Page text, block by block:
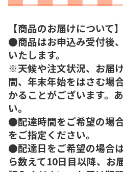
【商品のお届けについて】
●商品はお申込み受付後
いたします。
※天候や注文状況、お届
間、年末年始をはさむ場
かることがございます。
い。
●配達時間をご希望の場
をご指定ください。
●配達日をご希望の場合
ら数えて10日目以降、お